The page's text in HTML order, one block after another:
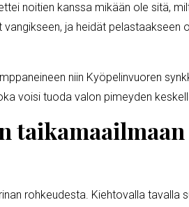
noitien kanssa mikään ole sitä,
ja heidät pelastaakseen
niin Kyöpelinvuoren
voisi tuoda valon pimeyden
taikamaailmaan
rohkeudesta. Kiehtovalla tavalla